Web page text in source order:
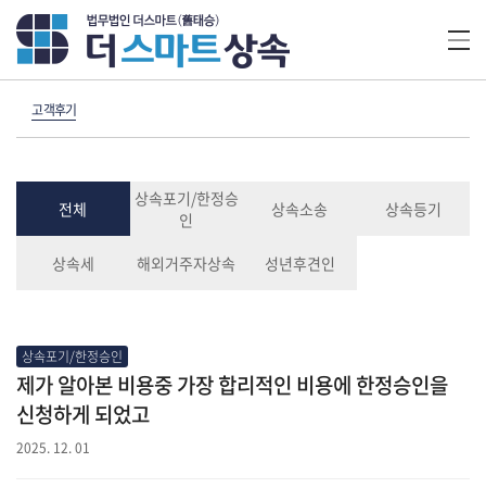
고객후기
전체
상속포기/한정승
인
상속소송 상속등기
상속세 해외거주자상속 성년후견인
상속포기/한정승인
제가 알아본 비용중 가장 합리적인 비용에 한정승인을
신청하게 되었고
2025. 12. 01